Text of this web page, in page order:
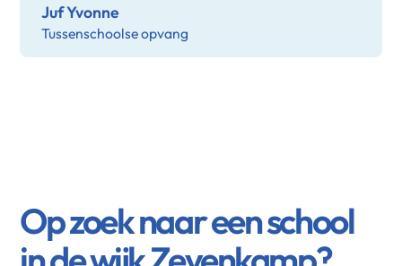
Juf Yvonne
Tussenschoolse opvang
Op zoek naar een school